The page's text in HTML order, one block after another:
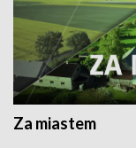
Za miastem